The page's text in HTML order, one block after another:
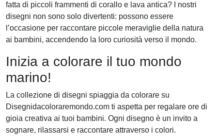
fatta di piccoli frammenti di corallo e lava antica? I nostri
disegni non sono solo divertenti: possono essere
l’occasione per raccontare piccole meraviglie della natura
ai bambini, accendendo la loro curiosità verso il mondo.
Inizia a colorare il tuo mondo
marino!
La collezione di disegni spiaggia da colorare su
Disegnidacoloraremondo.com ti aspetta per regalare ore di
gioia creativa ai tuoi bambini. Ogni disegno è un invito a
sognare, rilassarsi e raccontare attraverso i colori.